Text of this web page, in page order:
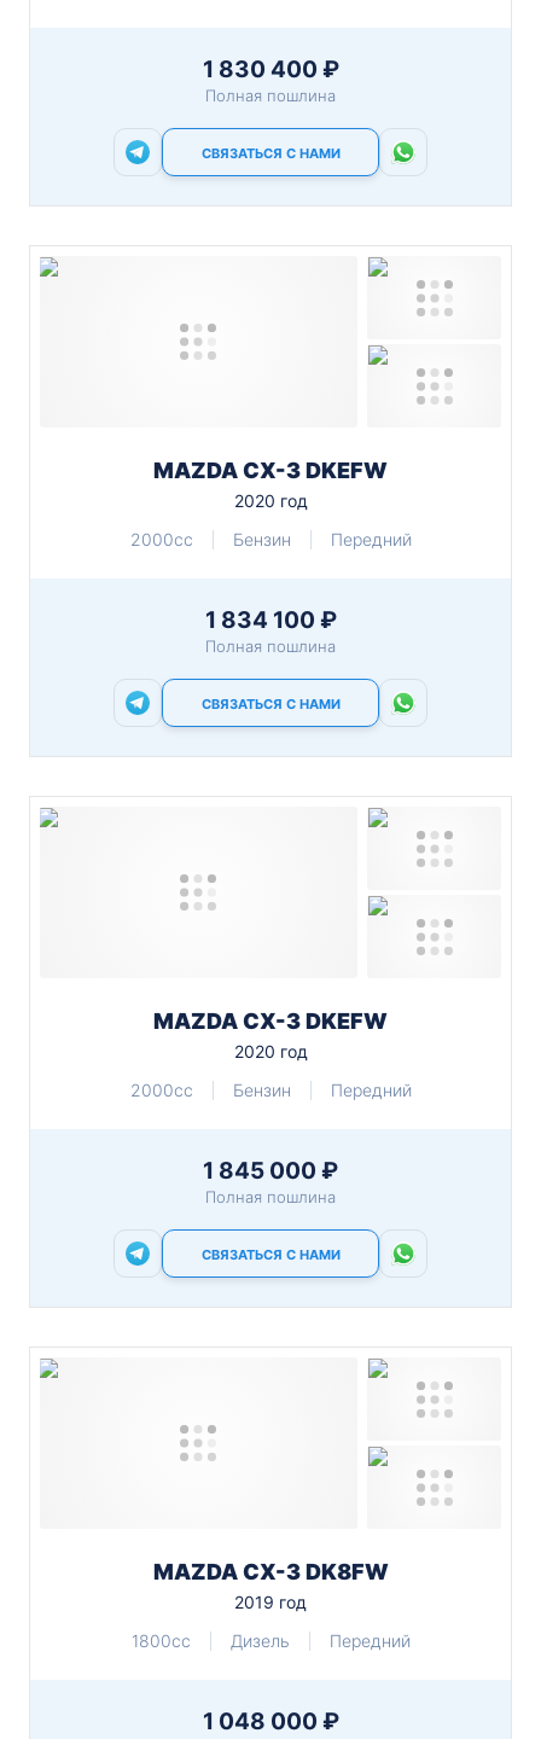
1 830 400 ₽
Полная пошлина
СВЯЗАТЬСЯ С НАМИ
MAZDA CX-3 DKEFW
2020 год
2000cc
Бензин Передний
1 834 100 ₽
Полная пошлина
СВЯЗАТЬСЯ С НАМИ
MAZDA CX-3 DKEFW
2020 год
2000cc
Бензин Передний
1 845 000 ₽
Полная пошлина
СВЯЗАТЬСЯ С НАМИ
MAZDA CX-3 DK8FW
2019 год
1800cc
Дизель Передний
1 048 000 ₽